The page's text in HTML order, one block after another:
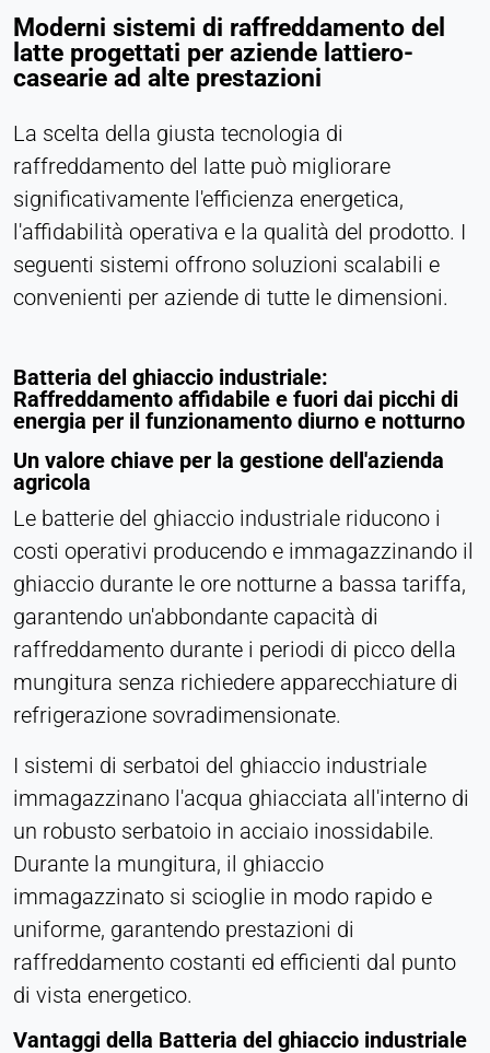
Moderni sistemi di raffreddamento del
latte progettati per aziende lattiero-
casearie ad alte prestazioni
La scelta della giusta tecnologia di
raffreddamento del latte può migliorare
significativamente l'efficienza energetica,
l'affidabilità operativa e la qualità del prodotto. I
seguenti sistemi offrono soluzioni scalabili e
convenienti per aziende di tutte le dimensioni.
Batteria del ghiaccio industriale:
Raffreddamento affidabile e fuori dai picchi di
energia per il funzionamento diurno e notturno
Un valore chiave per la gestione dell'azienda
agricola
Le batterie del ghiaccio industriale riducono i
costi operativi producendo e immagazzinando il
ghiaccio durante le ore notturne a bassa tariffa,
garantendo un'abbondante capacità di
raffreddamento durante i periodi di picco della
mungitura senza richiedere apparecchiature di
refrigerazione sovradimensionate.
I sistemi di serbatoi del ghiaccio industriale
immagazzinano l'acqua ghiacciata all'interno di
un robusto serbatoio in acciaio inossidabile.
Durante la mungitura, il ghiaccio
immagazzinato si scioglie in modo rapido e
uniforme, garantendo prestazioni di
raffreddamento costanti ed efficienti dal punto
di vista energetico.
Vantaggi della Batteria del ghiaccio industriale
Identificazione dell'azienda (B2B)
Cookie duration:
Hotjar
Name:
hjSession#, hjSessionUser#,
_hjAbsoluteSessionInProgress
Provider:
Hotjar Ltd.
Analisi del comportamento degli utenti
Cookie duration:
MEDIA ESTERNI
Consente di visualizzare contenuti di terze parti,
come ad esempio i video. In caso di attivazione, i
dati tecnici possono essere trasferiti al fornitore.
Name:
Provider:
Vimeo, Inc.
Purpose:
Contenuti video incorporati
Cookie duration:
Sessione - 2 anni